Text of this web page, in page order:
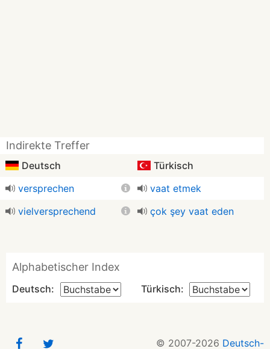
Indirekte Treffer
Deutsch
Türkisch
versprechen
vaat etmek
vielversprechend
çok şey vaat eden
Alphabetischer Index
Deutsch: Türkisch:
© 2007-2026 Deutsch-